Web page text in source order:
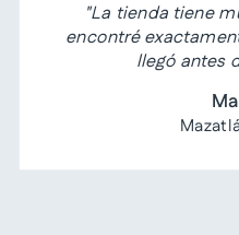
"La tienda tiene
encontré
llegó antes